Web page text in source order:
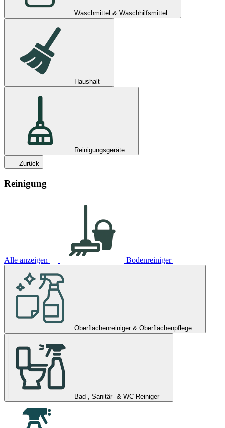
Waschmittel & Waschhilfsmittel
Haushalt
Reinigungsgeräte
Zurück
Reinigung
Alle anzeigen Bodenreiniger
Oberflächenreiniger & Oberflächenpflege
Bad-, Sanitär- & WC-Reiniger